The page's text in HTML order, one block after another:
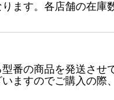
ます。各店舗の在庫
番の商品を発送させ
ますのでご購入の際